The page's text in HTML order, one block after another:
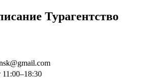
Турагентство